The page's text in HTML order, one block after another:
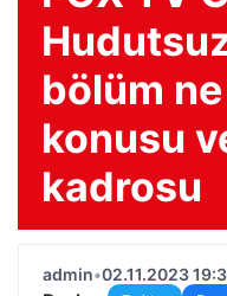
bölüm
konusu
kadrosu
admin•02.11.2023